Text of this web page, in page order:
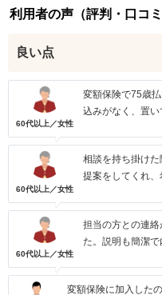
利用者の声（評判・口コミ
良い点
60代以上／女性
変額保険で75歳
込みがなく、置い
60代以上／女性
相談を持ち掛け
提案をしてくれ、
60代以上／女性
担当の方との連
た。説明も簡潔で
変額保険に加入した